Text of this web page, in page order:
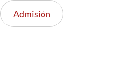
Admisión